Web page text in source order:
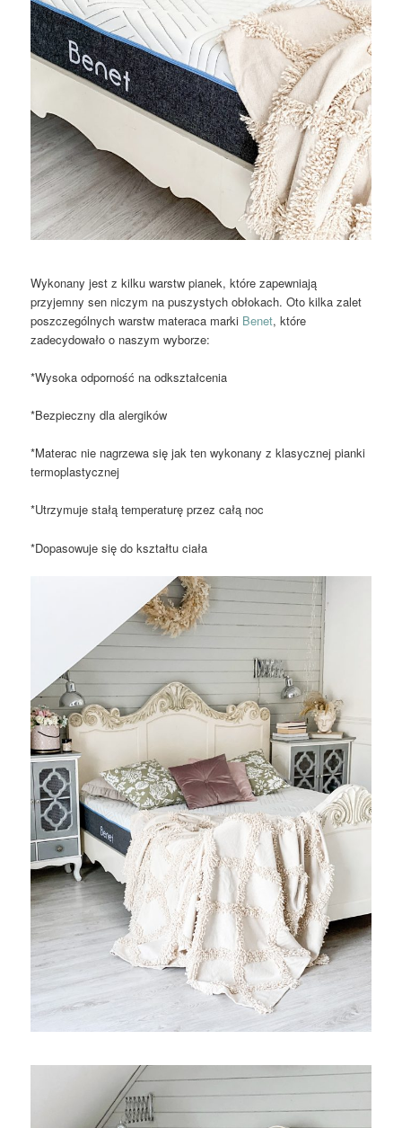
Wykonany jest z kilku warstw pianek, które zapewniają
przyjemny sen niczym na puszystych obłokach. Oto kilka zalet
poszczególnych warstw materaca marki Benet, które
zadecydowało o naszym wyborze:
*Wysoka odporność na odkształcenia
*Bezpieczny dla alergików
*Materac nie nagrzewa się jak ten wykonany z klasycznej pianki
termoplastycznej
*Utrzymuje stałą temperaturę przez całą noc
*Dopasowuje się do kształtu ciała